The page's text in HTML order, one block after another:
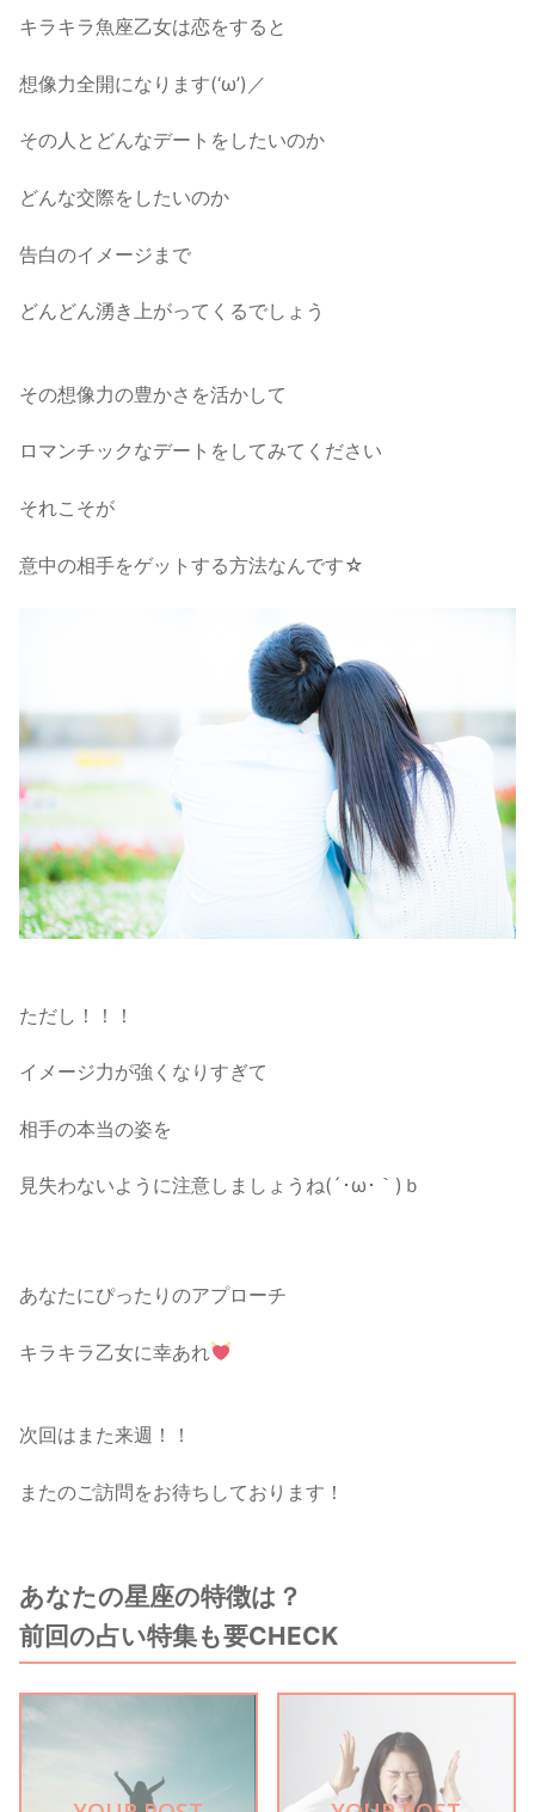
キラキラ魚座乙女は恋をすると
想像力全開になります(‘ω’)／
その人とどんなデートをしたいのか
どんな交際をしたいのか
告白のイメージまで
どんどん湧き上がってくるでしょう
その想像力の豊かさを活かして
ロマンチックなデートをしてみてください
それこそが
意中の相手をゲットする方法なんです☆
ただし！！！
イメージ力が強くなりすぎて
相手の本当の姿を
見失わないように注意しましょうね(´･ω･｀)ｂ
あなたにぴったりのアプローチ
キラキラ乙女に幸あれ
次回はまた来週！！
またのご訪問をお待ちしております！
あなたの星座の特徴は？
前回の占い特集も要CHECK